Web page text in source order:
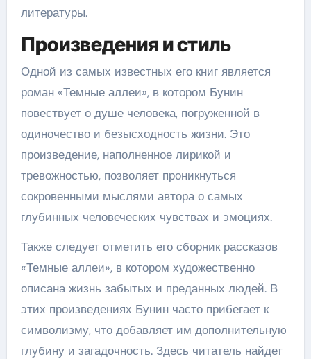
литературы.
Произведения и стиль
Одной из самых известных его книг является
роман «Темные аллеи», в котором Бунин
повествует о душе человека, погруженной в
одиночество и безысходность жизни. Это
произведение, наполненное лирикой и
тревожностью, позволяет проникнуться
сокровенными мыслями автора о самых
глубинных человеческих чувствах и эмоциях.
Также следует отметить его сборник рассказов
«Темные аллеи», в котором художественно
описана жизнь забытых и преданных людей. В
этих произведениях Бунин часто прибегает к
символизму, что добавляет им дополнительную
глубину и загадочность. Здесь читатель найдет